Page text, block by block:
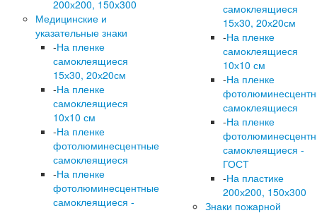
200х200, 150х300
Медицинские и
указательные знаки
-На пленке
самоклеящиеся
15х30, 20х20см
-На пленке
самоклеящиеся
10х10 см
-На пленке
фотолюминесцентные
самоклеящиеся
-На пленке
фотолюминесцентные
самоклеящиеся -
самоклеящиеся
15х30, 20х20см
-На пленке
самоклеящиеся
10х10 см
-На пленке
самоклеящиеся
-На пленке
самоклеящиеся -
ГОСТ
-На пластике
200х200, 150х300
Знаки пожарной